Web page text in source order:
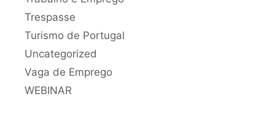
Trespasse
Turismo de Portugal
Uncategorized
Vaga de Emprego
WEBINAR